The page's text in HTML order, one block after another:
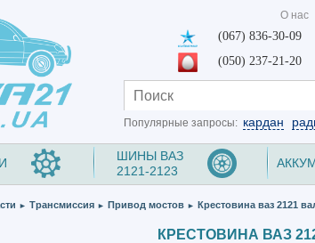
О нас
(067) 836-30-09
(050) 237-21-20
Популярные запросы: кардан
ШИНЫ ВАЗ
2121-2123
► Трансмиссия ► Привод мостов ► Крестовина ваз 2121
КРЕСТОВИНА ВАЗ